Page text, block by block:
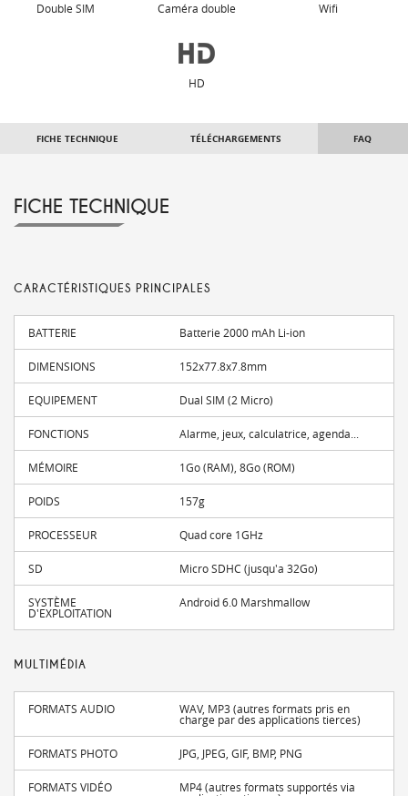
Double SIM Caméra double Wifi
HD
FICHE TECHNIQUE TÉLÉCHARGEMENTS FAQ
FICHE TECHNIQUE
CARACTÉRISTIQUES PRINCIPALES
BATTERIE Batterie 2000 mAh Li-ion
DIMENSIONS 152x77.8x7.8mm
EQUIPEMENT Dual SIM (2 Micro)
FONCTIONS Alarme, jeux, calculatrice, agenda...
MÉMOIRE 1Go (RAM), 8Go (ROM)
POIDS 157g
PROCESSEUR Quad core 1GHz
SD Micro SDHC (jusqu'a 32Go)
SYSTÈME
D'EXPLOITATION
Android 6.0 Marshmallow
MULTIMÉDIA
FORMATS AUDIO WAV, MP3 (autres formats pris en
charge par des applications tierces)
FORMATS PHOTO JPG, JPEG, GIF, BMP, PNG
FORMATS VIDÉO MP4 (autres formats supportés via